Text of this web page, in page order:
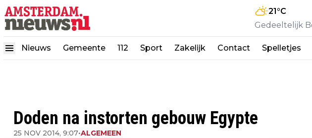
21°C
Gedeeltelijk
Nieuws Gemeente 112 Sport Zakelijk Contact Spelletjes
Doden na instorten gebouw Egypte
25 NOV 2014, 9:07•ALGEMEEN